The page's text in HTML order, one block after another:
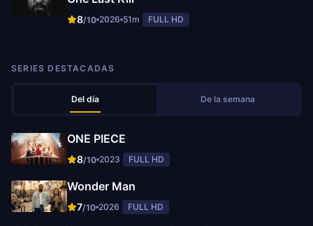
8/10 2026 51m FULL HD
SERIES DESTACADAS
Del día De la semana
ONE PIECE
8/10 2023 FULL HD
Wonder Man
7/10 2026 FULL HD